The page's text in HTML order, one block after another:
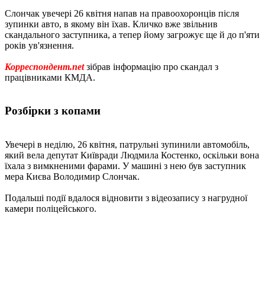
Слончак увечері 26 квітня напав на правоохоронців після
зупинки авто, в якому він їхав. Кличко вже звільнив
скандального заступника, а тепер йому загрожує ще й до п'яти
років ув'язнення.
Корреспондент.netзібрав інформацію про скандал з
працівниками КМДА.
Розбірки з копами
Увечері в неділю, 26 квітня, патрульні зупинили автомобіль,
який вела депутат Київради Людмила Костенко, оскільки вона
їхала з вимкненими фарами. У машині з нею був заступник
мера Києва Володимир Слончак.
Подальші події вдалося відновити з відеозапису з нагрудної
камери поліцейського.